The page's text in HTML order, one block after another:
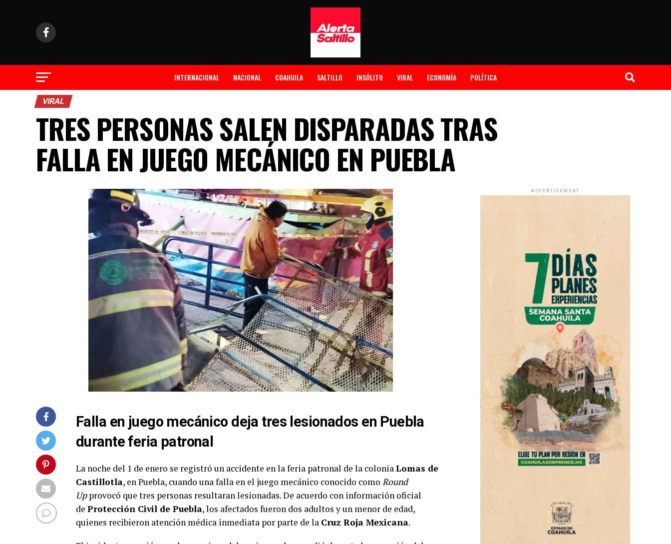
INTERNACIONAL NACIONAL COAHUILA SALTILLO INSÓLITO VIRAL ECONOMÍA POLÍTICA
VIRAL
TRES PERSONAS SALEN DISPARADAS TRAS
FALLA EN JUEGO MECÁNICO EN PUEBLA
Falla en juego mecánico deja tres lesionados en Puebla
durante feria patronal
La noche del 1 de enero se registró un accidente en la feria patronal de la coloniaLomas de
Castillotla, en Puebla, cuando una falla en el juego mecánico conocido como Round
Upprovocó que tres personas resultaran lesionadas. De acuerdo con información oficial
de Protección Civil de Puebla, los afectados fueron dos adultos y un menor de edad,
quienes recibieron atención médica inmediata por parte de la Cruz Roja Mexicana.
ADVERTISEMENT